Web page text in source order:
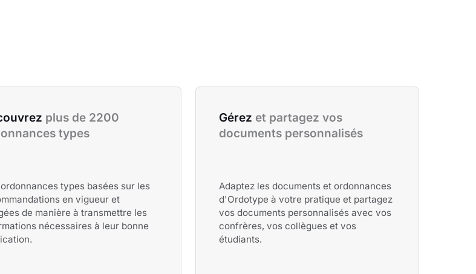
plus de 2200
types
types basées sur les
en vigueur et
de manière à transmettre les
nécessaires à leur bonne
Gérez et partagez vos
documents personnalisés
Adaptez les documents et ordonnances
d'Ordotype à votre pratique et partagez
vos documents personnalisés avec vos
confrères, vos collègues et vos
étudiants.